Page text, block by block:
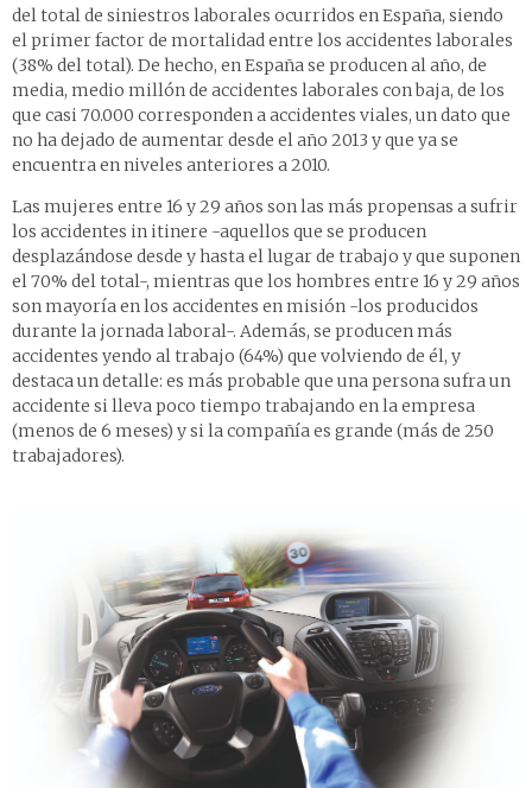
del total de siniestros laborales ocurridos en España, siendo
el primer factor de mortalidad entre los accidentes laborales
(38% del total). De hecho, en España se producen al año, de
media, medio millón de accidentes laborales con baja, de los
que casi 70.000 corresponden a accidentes viales, un dato que
no ha dejado de aumentar desde el año 2013 y que ya se
encuentra en niveles anteriores a 2010.
Las mujeres entre 16 y 29 años son las más propensas a sufrir
los accidentes in itinere -aquellos que se producen
desplazándose desde y hasta el lugar de trabajo y que suponen
el 70% del total-, mientras que los hombres entre 16 y 29 años
son mayoría en los accidentes en misión -los producidos
durante la jornada laboral-. Además, se producen más
accidentes yendo al trabajo (64%) que volviendo de él, y
destaca un detalle: es más probable que una persona sufra un
accidente si lleva poco tiempo trabajando en la empresa
(menos de 6 meses) y si la compañía es grande (más de 250
trabajadores).